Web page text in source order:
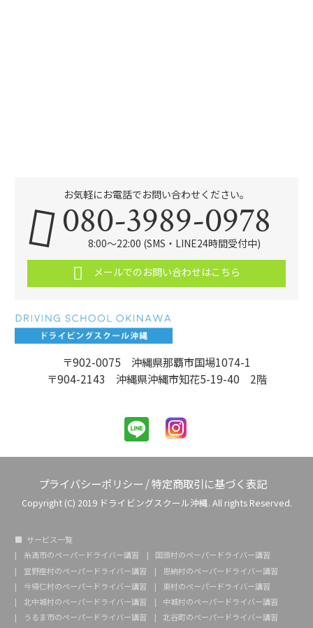
〒902-0075 沖縄県那覇市国場1074-1
〒904-2143 沖縄県沖縄市知花5-19-40 2階
お気軽にお電話でお問い合わせください。
080-3989-0978
8:00～22:00 (SMS・LINE24時間受付中)
メールでのお問い合わせはこちら
プライバシーポリシー /特定商取引に基づく表記
Copyright (C) 2019 ドライビングスクール沖縄. All rights Reserved.
サービス一覧
糸満市のペーパードライバー講習
国頭村のペーパードライバー講習
宜野座村のペーパードライバー講習
恩納村のペーパードライバー講習
今帰仁村のペーパードライバー講習
東村のペーパードライバー講習
北中城村のペーパードライバー講習
中城村のペーパードライバー講習
うるま市のペーパードライバー講習
北谷町のペーパードライバー講習